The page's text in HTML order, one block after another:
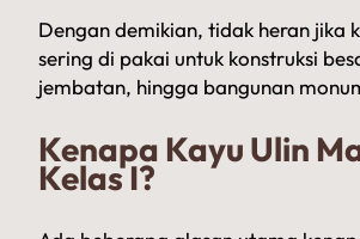
Dengan demikian, tidak heran jika
sering di pakai untuk konstruksi
jembatan, hingga bangunan
Kenapa Kayu Ulin
Kelas I?